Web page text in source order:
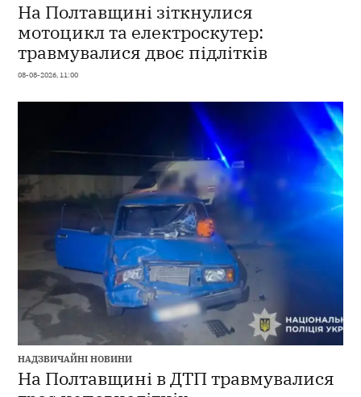
На Полтавщині зіткнулися
мотоцикл та електроскутер:
травмувалися двоє підлітків
08-08-2026, 11:00
НАДЗВИЧАЙНІ НОВИНИ
На Полтавщині в ДТП травмувалися